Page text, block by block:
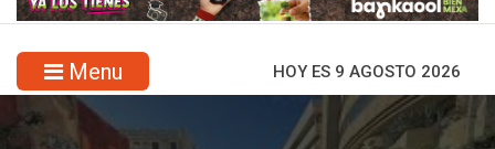
Menu HOY ES 9 AGOSTO 2026